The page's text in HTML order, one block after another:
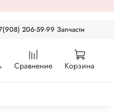
206-59-99 Запчасти
Сравнение Корзина